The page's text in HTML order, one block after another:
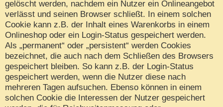
gelöscht werden, nachdem ein Nutzer ein Onlineangebot
verlässt und seinen Browser schließt. In einem solchen
Cookie kann z.B. der Inhalt eines Warenkorbs in einem
Onlineshop oder ein Login-Status gespeichert werden.
Als „permanent“ oder „persistent“ werden Cookies
bezeichnet, die auch nach dem Schließen des Browsers
gespeichert bleiben. So kann z.B. der Login-Status
gespeichert werden, wenn die Nutzer diese nach
mehreren Tagen aufsuchen. Ebenso können in einem
solchen Cookie die Interessen der Nutzer gespeichert